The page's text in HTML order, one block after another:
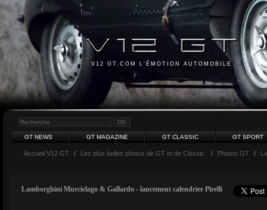
V12 GT.COM L'ÉMOTION AUTOMOBILE
GT NEWS GT MAGAZINE GT CLASSIC GT SPORT
Accueil V12 GT / Les plus belles photos de GT et de Classic. / Photos GT /
Lamborghini Murcielago & Gallardo - lancement calendrier Pirelli